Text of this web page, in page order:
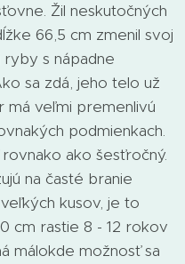
Žil neskutočných
66,5 cm zmenil svoj
s nápadne
sa zdá, jeho telo už
má veľmi premenlivú
podmienkach.
ako šesťročný.
na časté branie
kusov, je to
cm rastie 8 - 12 rokov
málokde možnosť sa